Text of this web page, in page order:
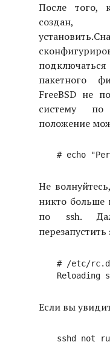
После того,
создан,
установить.
пакетного
FreeBSD не
систему
положение
Не
никто больше
по ssh.
перезапустить
# /etc/
Если вы